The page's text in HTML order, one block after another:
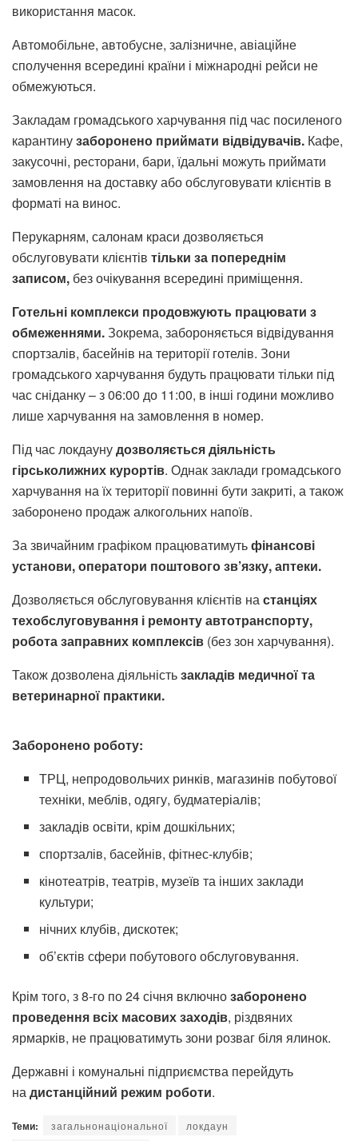
використання масок.
Автомобільне, автобусне, залізничне, авіаційне
сполучення всередині країни і міжнародні рейси не
обмежуються.
Закладам громадського харчування під час посиленого
карантинузаборонено приймати відвідувачів. Кафе,
закусочні, ресторани, бари, їдальні можуть приймати
замовлення на доставку або обслуговувати клієнтів в
форматі на винос.
Перукарням, салонам краси дозволяється
обслуговувати клієнтів тільки за попереднім
записом, без очікування всередині приміщення.
Готельні комплекси продовжують працювати з
обмеженнями.Зокрема, забороняється відвідування
спортзалів, басейнів на території готелів. Зони
громадського харчування будуть працювати тільки під
час сніданку – з 06:00 до 11:00, в інші години можливо
лише харчування на замовлення в номер.
Під час локдаунудозволяється діяльність
гірськолижних курортів. Однак заклади громадського
харчування на їх території повинні бути закриті, а також
заборонено продаж алкогольних напоїв.
За звичайним графіком працюватимутьфінансові
установи, оператори поштового зв’язку, аптеки.
Дозволяється обслуговування клієнтів настанціях
техобслуговування і ремонту автотранспорту,
робота заправних комплексів (без зон харчування).
Також дозволена діяльністьзакладів медичної та
ветеринарної практики.
Заборонено роботу:
ТРЦ, непродовольчих ринків, магазинів побутової
техніки, меблів, одягу, будматеріалів;
закладів освіти, крім дошкільних;
спортзалів, басейнів, фітнес-клубів;
кінотеатрів, театрів, музеїв та інших заклади
культури;
нічних клубів, дискотек;
об’єктів сфери побутового обслуговування.
Крім того, з 8-го по 24 січня включнозаборонено
проведення всіх масових заходів, різдвяних
ярмарків, не працюватимуть зони розваг біля ялинок.
Державні і комунальні підприємства перейдуть
надистанційний режим роботи.
Теми: загальнонаціональної
локдаун